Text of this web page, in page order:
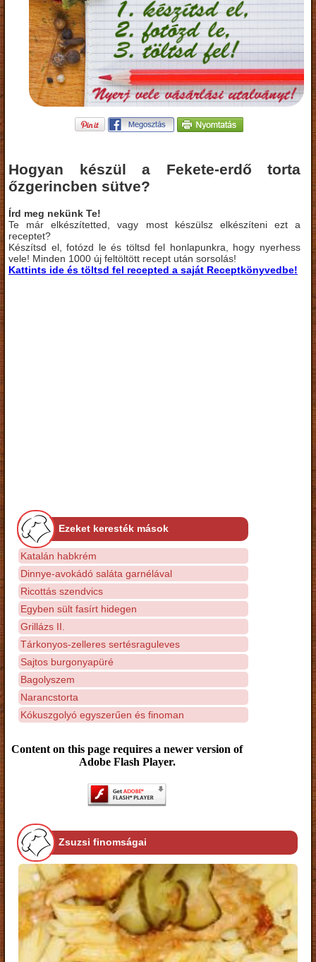
Hogyan készül a Fekete-erdő torta
őzgerincben sütve?
Írd meg nekünk Te!
Te már elkészítetted, vagy most készülsz elkészíteni ezt a
receptet?
Készítsd el, fotózd le és töltsd fel honlapunkra, hogy nyerhess
vele! Minden 1000 új feltöltött recept után sorsolás!
Kattints ide és töltsd fel recepted a saját Receptkönyvedbe!
Ezeket keresték mások
Katalán habkrém
Dinnye-avokádó saláta garnélával
Ricottás szendvics
Egyben sült fasírt hidegen
Grillázs II.
Tárkonyos-zelleres sertésraguleves
Sajtos burgonyapüré
Bagolyszem
Narancstorta
Kókuszgolyó egyszerűen és finoman
Content on this page requires a newer version of
Adobe Flash Player.
Zsuzsi finomságai